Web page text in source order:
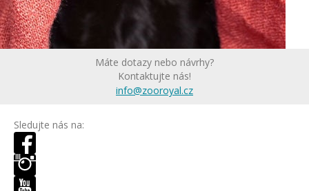
Máte dotazy nebo návrhy?
Kontaktujte nás!
info@zooroyal.cz
Sledujte nás na: